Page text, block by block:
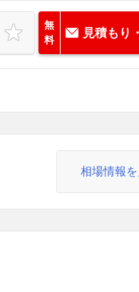
無
料
見積もり
相場情報を